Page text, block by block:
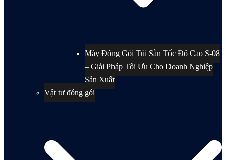
Máy Đóng Gói Túi Sẵn Tốc Độ Cao S-08
– Giải Pháp Tối Ưu Cho Doanh Nghiệp
Sản Xuất
Vật tư đóng gói